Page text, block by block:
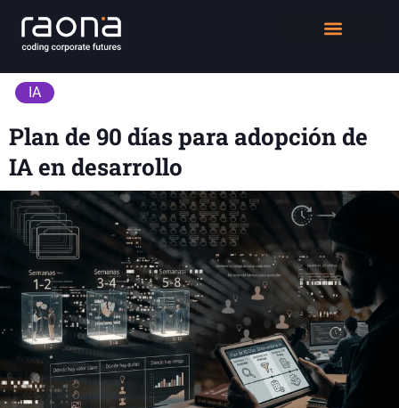
IA
Plan de 90 días para adopción de
IA en desarrollo